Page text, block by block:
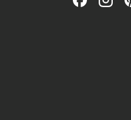
Facebook